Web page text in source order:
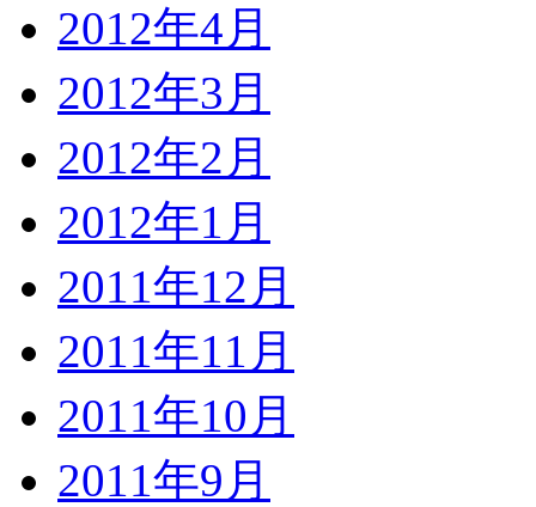
2012年4月
2012年3月
2012年2月
2012年1月
2011年12月
2011年11月
2011年10月
2011年9月